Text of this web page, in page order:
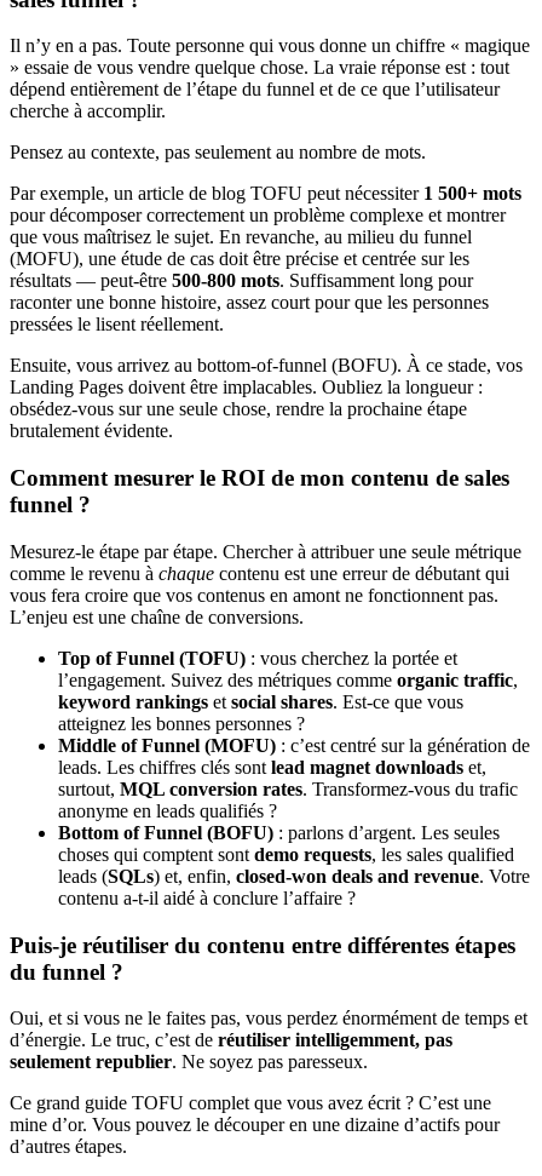
Il n’y en a pas. Toute personne qui vous donne un chiffre « magique
» essaie de vous vendre quelque chose. La vraie réponse est : tout
dépend entièrement de l’étape du funnel et de ce que l’utilisateur
cherche à accomplir.
Pensez au contexte, pas seulement au nombre de mots.
Par exemple, un article de blog TOFU peut nécessiter 1 500+ mots
pour décomposer correctement un problème complexe et montrer
que vous maîtrisez le sujet. En revanche, au milieu du funnel
(MOFU), une étude de cas doit être précise et centrée sur les
résultats — peut-être 500-800 mots. Suffisamment long pour
raconter une bonne histoire, assez court pour que les personnes
pressées le lisent réellement.
Ensuite, vous arrivez au bottom-of-funnel (BOFU). À ce stade, vos
Landing Pages doivent être implacables. Oubliez la longueur :
obsédez-vous sur une seule chose, rendre la prochaine étape
brutalement évidente.
Comment mesurer le ROI de mon contenu de sales
funnel ?
Mesurez-le étape par étape. Chercher à attribuer une seule métrique
comme le revenu à chaque contenu est une erreur de débutant qui
vous fera croire que vos contenus en amont ne fonctionnent pas.
L’enjeu est une chaîne de conversions.
Top of Funnel (TOFU) : vous cherchez la portée et
l’engagement. Suivez des métriques comme organic traffic,
keyword rankings et social shares. Est-ce que vous
atteignez les bonnes personnes ?
Middle of Funnel (MOFU) : c’est centré sur la génération de
leads. Les chiffres clés sont lead magnet downloads et,
surtout, MQL conversion rates. Transformez-vous du trafic
anonyme en leads qualifiés ?
Bottom of Funnel (BOFU) : parlons d’argent. Les seules
choses qui comptent sont demo requests, les sales qualified
leads (SQLs) et, enfin, closed-won deals and revenue. Votre
contenu a-t-il aidé à conclure l’affaire ?
Puis-je réutiliser du contenu entre différentes étapes
du funnel ?
Oui, et si vous ne le faites pas, vous perdez énormément de temps et
d’énergie. Le truc, c’est de réutiliser intelligemment, pas
seulement republier. Ne soyez pas paresseux.
Ce grand guide TOFU complet que vous avez écrit ? C’est une
mine d’or. Vous pouvez le découper en une dizaine d’actifs pour
d’autres étapes.